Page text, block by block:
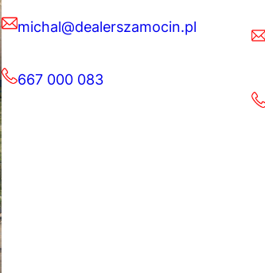
michal@dealerszamocin.pl
667 000 083